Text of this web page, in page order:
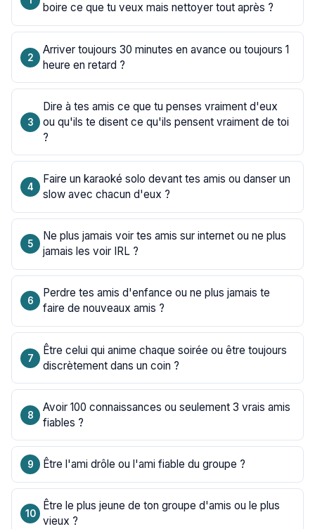
boire ce que tu veux mais nettoyer tout après ?
Arriver toujours 30 minutes en avance ou toujours 1
heure en retard ?
Dire à tes amis ce que tu penses vraiment d'eux
ou qu'ils te disent ce qu'ils pensent vraiment de toi
?
Faire un karaoké solo devant tes amis ou danser un
slow avec chacun d'eux ?
Ne plus jamais voir tes amis sur internet ou ne plus
jamais les voir IRL ?
Perdre tes amis d'enfance ou ne plus jamais te
faire de nouveaux amis ?
Être celui qui anime chaque soirée ou être toujours
discrètement dans un coin ?
Avoir 100 connaissances ou seulement 3 vrais amis
fiables ?
Être l'ami drôle ou l'ami fiable du groupe ?
Être le plus jeune de ton groupe d'amis ou le plus
vieux ?